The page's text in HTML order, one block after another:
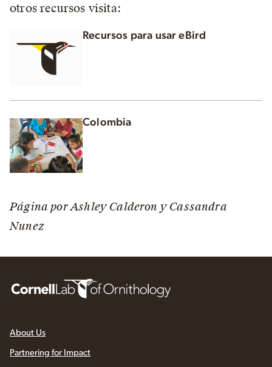
otros recursos visita:
Recursos para usar eBird
Colombia
Página por Ashley Calderon y Cassandra
Nunez
About Us
Partnering for Impact